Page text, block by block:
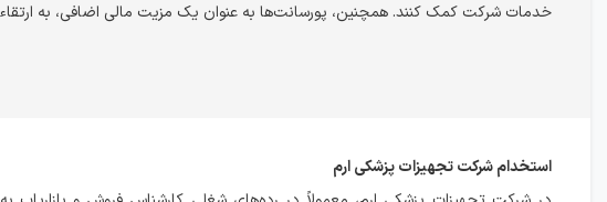
خدمات شرکت کمک کنند. همچنین، پورسانت‌ها به عنوان یک مزیت مالی اضافی، به
استخدام شرکت تجهیزات پزشکی ارم